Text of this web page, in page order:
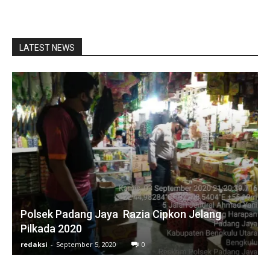
LATEST NEWS
Polsek Padang Jaya Razia Cipkon Jelang
Pilkada 2020
redaksi - September 5, 2020 0